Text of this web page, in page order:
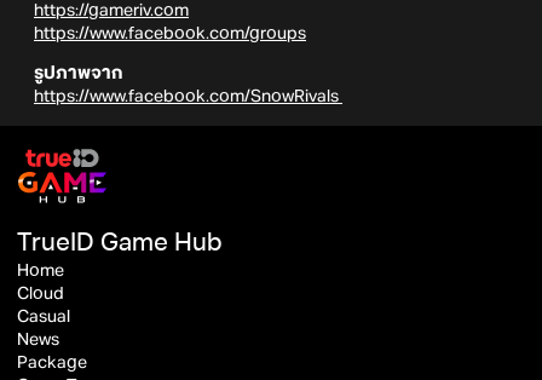
https://gameriv.com
https://www.facebook.com/groups
รูปภาพจาก
https://www.facebook.com/SnowRivals
TrueID Game Hub
Home
Cloud
Casual
News
Package